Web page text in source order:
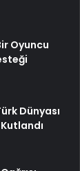
Oyuncu
Dünyası